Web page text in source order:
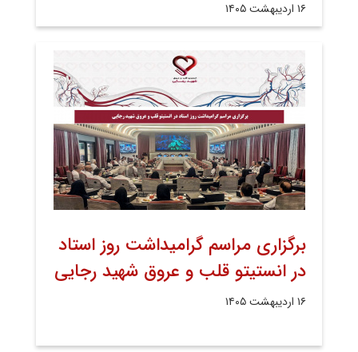
۱۶ اردیبهشت ۱۴۰۵
برگزاری مراسم گرامیداشت روز استاد
در انستیتو قلب و عروق شهید رجایی
۱۶ اردیبهشت ۱۴۰۵